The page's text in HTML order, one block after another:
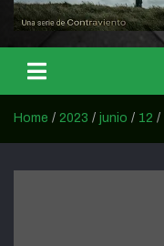
Home 2023 junio 12